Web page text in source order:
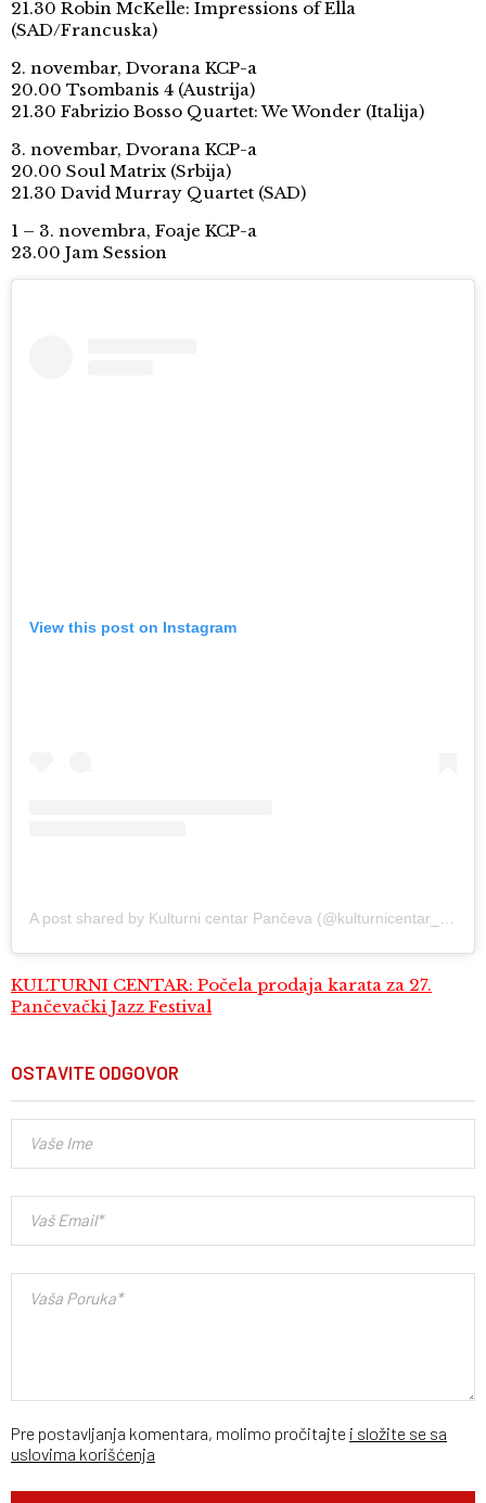
21.30 Robin McKelle: Impressions of Ella
(SAD/Francuska)
2. novembar, Dvorana KCP-a
20.00 Tsombanis 4 (Austrija)
21.30 Fabrizio Bosso Quartet: We Wonder (Italija)
3. novembar, Dvorana KCP-a
20.00 Soul Matrix (Srbija)
21.30 David Murray Quartet (SAD)
1 – 3. novembra, Foaje KCP-a
23.00 Jam Session
View this post on Instagram
KULTURNI CENTAR: Počela prodaja karata za 27.
Pančevački Jazz Festival
OSTAVITE ODGOVOR
Pre postavljanja komentara, molimo pročitajte i složite se sa
uslovima korišćenja